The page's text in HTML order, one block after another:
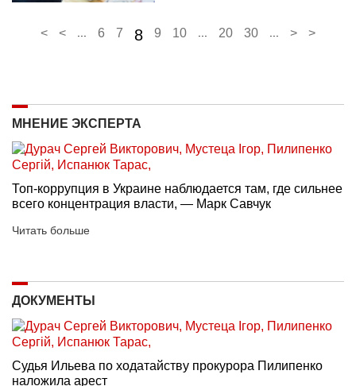
< < 6 7 8 9 10 20 30 > >
МНЕНИЕ ЭКСПЕРТА
Топ-коррупция в Украине наблюдается там, где сильнее
всего концентрация власти, — Марк Савчук
Читать больше
ДОКУМЕНТЫ
Судья Ильева по ходатайству прокурора Пилипенко
наложила арест